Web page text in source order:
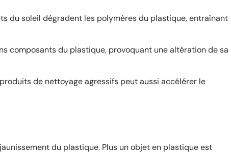
du soleil dégradent les polymères du plastique, entraînant
composants du plastique, provoquant une altération de sa
produits de nettoyage agressifs peut aussi accélérer le
du plastique. Plus un objet en plastique est